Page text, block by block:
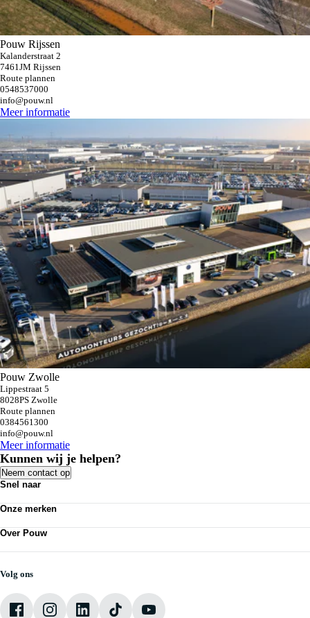
Pouw Rijssen
Kalanderstraat 2
7461JM Rijssen
Route plannen
0548537000
info@pouw.nl
Meer informatie
Pouw Zwolle
Lippestraat 5
8028PS Zwolle
Route plannen
0384561300
info@pouw.nl
Meer informatie
Kunnen wij je helpen?
Neem contact op
Snel naar
Bedrijfswagens
Kennisbank
Vestigingen
Onze merken
Audi
VW Bedrijfswagens
Over Pouw
Vacatures
Mijn Pouw
Volg ons